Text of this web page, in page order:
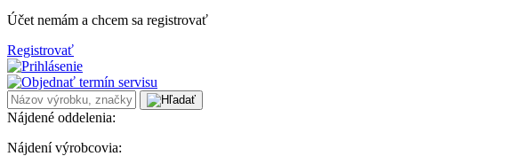
Účet nemám a chcem sa registrovať
Registrovať
Nájdené oddelenia:
Nájdení výrobcovia: